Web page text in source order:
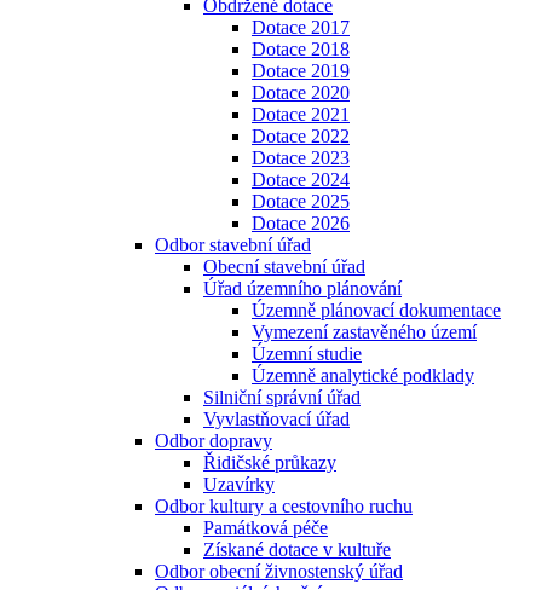
Obdržené dotace
Dotace 2017
Dotace 2018
Dotace 2019
Dotace 2020
Dotace 2021
Dotace 2022
Dotace 2023
Dotace 2024
Dotace 2025
Dotace 2026
Odbor stavební úřad
Obecní stavební úřad
Úřad územního plánování
Územně plánovací dokumentace
Vymezení zastavěného území
Územní studie
Územně analytické podklady
Silniční správní úřad
Vyvlastňovací úřad
Odbor dopravy
Řidičské průkazy
Uzavírky
Odbor kultury a cestovního ruchu
Památková péče
Získané dotace v kultuře
Odbor obecní živnostenský úřad